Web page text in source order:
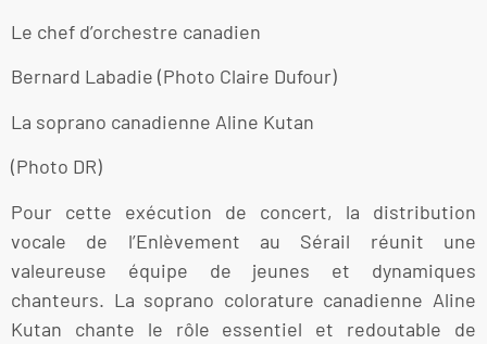
Le chef d’orchestre canadien
Bernard Labadie (Photo Claire Dufour)
La soprano canadienne Aline Kutan
(Photo DR)
Pour cette exécution de concert, la distribution
vocale de l’Enlèvement au Sérail réunit une
valeureuse équipe de jeunes et dynamiques
chanteurs. La soprano colorature canadienne Aline
Kutan chante le rôle essentiel et redoutable de